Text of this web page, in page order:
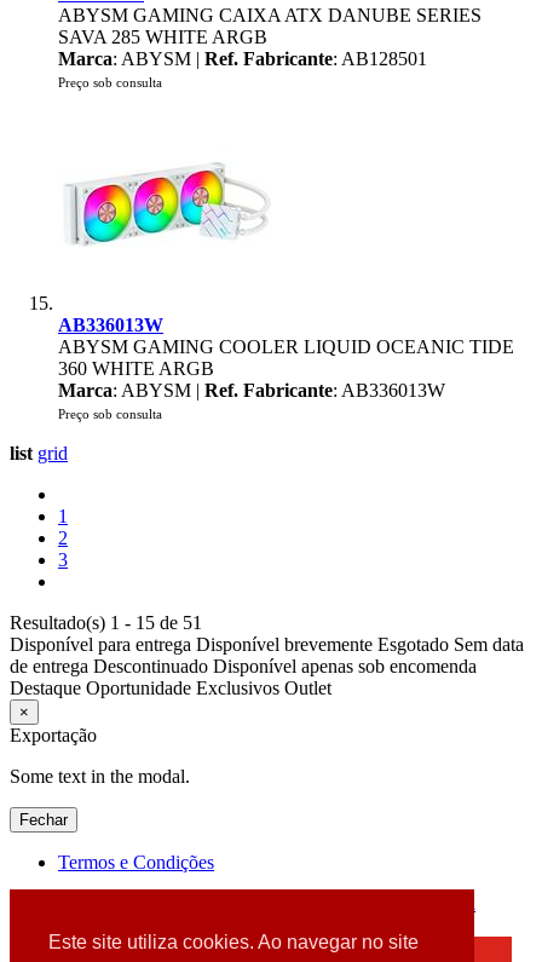
Este site utiliza cookies. Ao navegar no site
ABYSM GAMING CAIXA ATX DANUBE SERIES
SAVA 285 WHITE ARGB
Marca: ABYSM | Ref. Fabricante: AB128501
Preço sob consulta
AB336013W
ABYSM GAMING COOLER LIQUID OCEANIC TIDE
360 WHITE ARGB
Marca: ABYSM | Ref. Fabricante: AB336013W
Preço sob consulta
list grid
1
2
3
Resultado(s) 1 - 15 de 51
Disponível para entrega Disponível brevemente Esgotado Sem data
de entrega Descontinuado Disponível apenas sob encomenda
Destaque Oportunidade Exclusivos Outlet
×
Exportação
Some text in the modal.
Fechar
Termos e Condições